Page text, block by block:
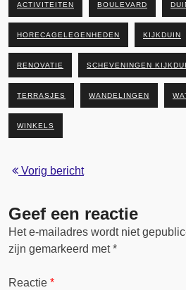
ACTIVITEITEN BOULEVARD
HORECAGELEGENHEDEN KIJKDUIN
RENOVATIE SCHEVENINGEN
TERRASJES WANDELINGEN
WINKELS
Vorig bericht
Geef een reactie
Het e-mailadres wordt niet
zijn gemarkeerd met*
Reactie *